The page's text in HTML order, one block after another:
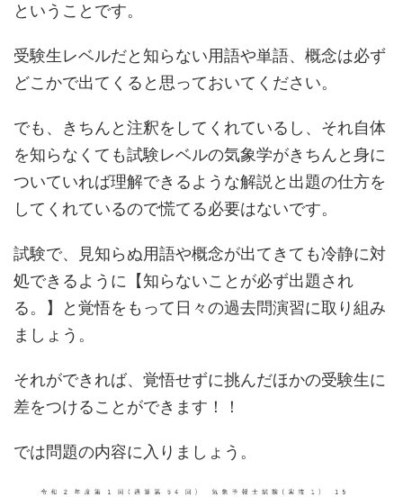
ということです。
受験生レベルだと知らない用語や単語、概念は必ず
どこかで出てくると思っておいてください。
でも、きちんと注釈をしてくれているし、それ自体
を知らなくても試験レベルの気象学がきちんと身に
ついていれば理解できるような解説と出題の仕方を
してくれているので慌てる必要はないです。
試験で、見知らぬ用語や概念が出てきても冷静に対
処できるように【知らないことが必ず出題され
る。】と覚悟をもって日々の過去問演習に取り組み
ましょう。
それができれば、覚悟せずに挑んだほかの受験生に
差をつけることができます！！
では問題の内容に入りましょう。